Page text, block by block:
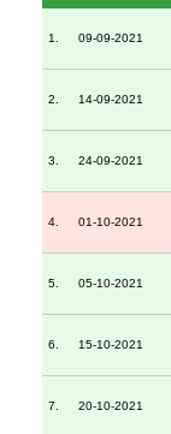
1. 09-09-2021
2. 14-09-2021
3. 24-09-2021
4. 01-10-2021
5. 05-10-2021
6. 15-10-2021
7. 20-10-2021